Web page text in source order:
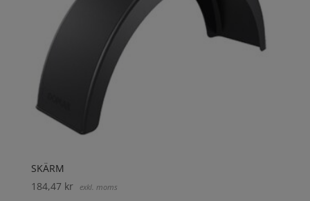
SKÄRM
184,47 kr exkl. moms